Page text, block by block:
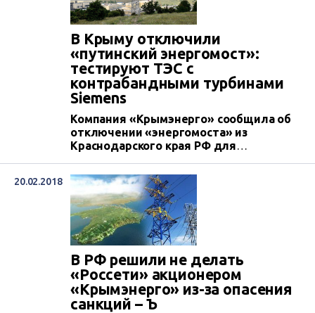
В Крыму отключили
«путинский энергомост»:
тестируют ТЭС с
контрабандными турбинами
Siemens
Компания «Крымэнерго» сообщила об
отключении «энергомоста» из
Краснодарского края РФ для
Балаклавской и Таврической ТЭС, на
которых установлены четыре турбины
немецкой компании Siemens, незаконно
доставленные на полуостров с
территории России в обход санкций
Евросоюза.
20.02.2018
В РФ решили не делать
«Россети» акционером
«Крымэнерго» из-за опасения
санкций – Ъ